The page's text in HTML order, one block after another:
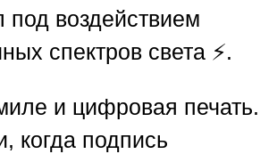
под воздействием
спектров света ⚡.
и цифровая печать.
когда подпись